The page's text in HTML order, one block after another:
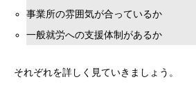
事業所の雰囲気が合っているか
一般就労への支援体制があるか
それぞれを詳しく見ていきましょう。